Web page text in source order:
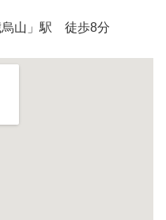
烏山」駅 徒歩8分